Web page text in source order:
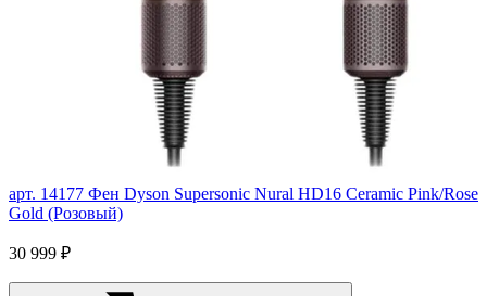
арт. 14177 Фен Dyson Supersonic Nural HD16 Ceramic Pink/Rose
Gold (Розовый)
30 999 ₽